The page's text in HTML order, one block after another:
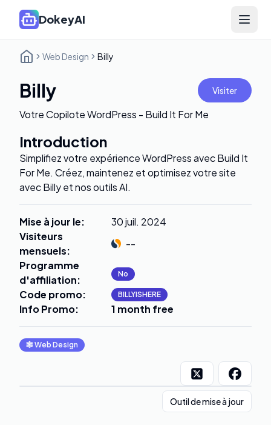
DokeyAI Open
Web Design Billy
Billy Visiter
Votre Copilote WordPress - Build It For Me
Introduction
Simplifiez votre expérience WordPress avec Build It
For Me. Créez, maintenez et optimisez votre site
avec Billy et nos outils AI.
Mise à jour le:
30 juil. 2024
Visiteurs
mensuels:
--
Programme
d'affiliation: No
Code promo: BILLYISHERE
Info Promo: 1 month free
🕸Web Design
Outil de mise à jour